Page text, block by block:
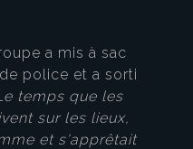
a mis à sac
police et a sorti
temps que les
sur les lieux,
et s'apprêtait